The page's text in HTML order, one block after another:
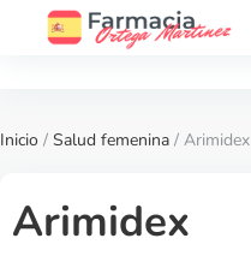
Inicio / Salud femenina / Arimidex
Arimidex